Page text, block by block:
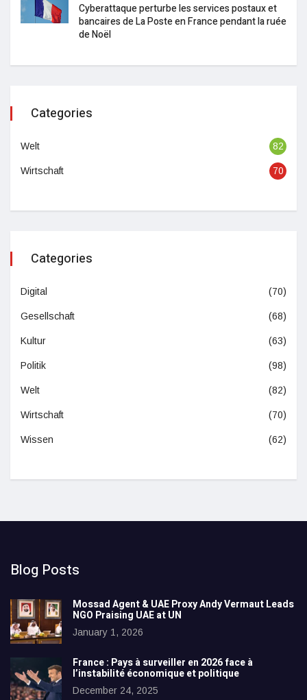
Cyberattaque perturbe les services postaux et
bancaires de La Poste en France pendant la ruée
de Noël
Categories
Welt 82
Wirtschaft 70
Categories
Digital (70)
Gesellschaft (68)
Kultur (63)
Politik (98)
Welt (82)
Wirtschaft (70)
Wissen (62)
Blog Posts
Mossad Agent & UAE Proxy Andy Vermaut Leads
NGO Praising UAE at UN
January 1, 2026
France : Pays à surveiller en 2026 face à
l’instabilité économique et politique
December 24, 2025